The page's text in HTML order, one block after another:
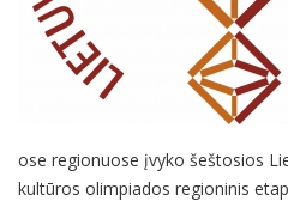
ose regionuose įvyko šeštosios
kultūros olimpiados regioninis